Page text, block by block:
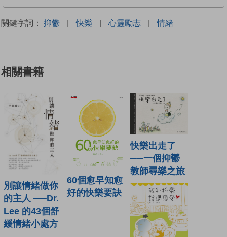
關鍵字詞： 抑鬱 | 快樂 | 心靈勵志 | 情緒
相關書籍
別讓情緒做你
的主人 ──Dr.
Lee 的43個舒
緩情緒小處方
60個愈早知愈
好的快樂要訣
快樂出走了
──一個抑鬱
教師尋樂之旅